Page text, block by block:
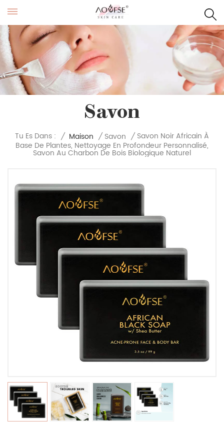
Savon
Tu Es Dans : / Maison / Savon / Savon Noir Africain À
Base De Plantes, Nettoyage En Profondeur Personnalisé,
Savon Au Charbon De Bois Biologique Naturel